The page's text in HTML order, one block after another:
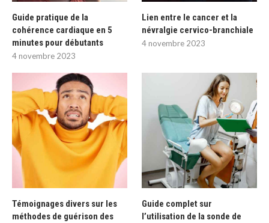
Guide pratique de la
cohérence cardiaque en 5
minutes pour débutants
4 novembre 2023
Lien entre le cancer et la
névralgie cervico-branchiale
4 novembre 2023
Témoignages divers sur les
méthodes de guérison des
Guide complet sur
l’utilisation de la sonde de